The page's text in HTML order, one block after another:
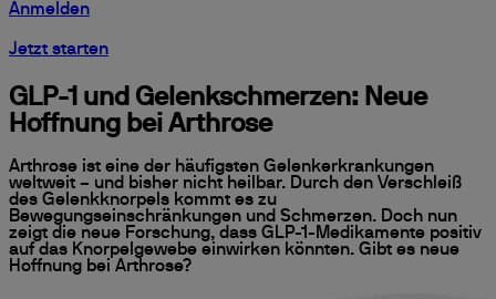
Anmelden
Jetzt starten
GLP-1 und Gelenkschmerzen: Neue
Hoffnung bei Arthrose
Arthrose ist eine der häufigsten Gelenkerkrankungen
weltweit – und bisher nicht heilbar. Durch den Verschleiß
des Gelenkknorpels kommt es zu
Bewegungseinschränkungen und Schmerzen. Doch nun
zeigt die neue Forschung, dass GLP-1-Medikamente positiv
auf das Knorpelgewebe einwirken könnten. Gibt es neue
Hoffnung bei Arthrose?